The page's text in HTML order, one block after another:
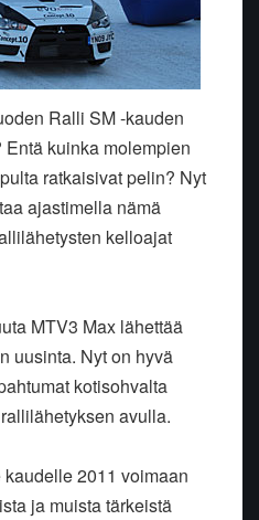
Ralli SM -kauden
kuinka molempien
ratkaisivat pelin? Nyt
ajastimella nämä
kelloajat
MTV3 Max lähettää
uusinta. Nyt on hyvä
kotisohvalta
avulla.
2011 voimaan
ja muista tärkeistä